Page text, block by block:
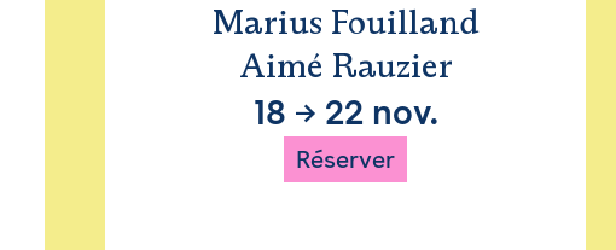
Marius Fouilland
Aimé Rauzier
18 → 22 nov.
Réserver